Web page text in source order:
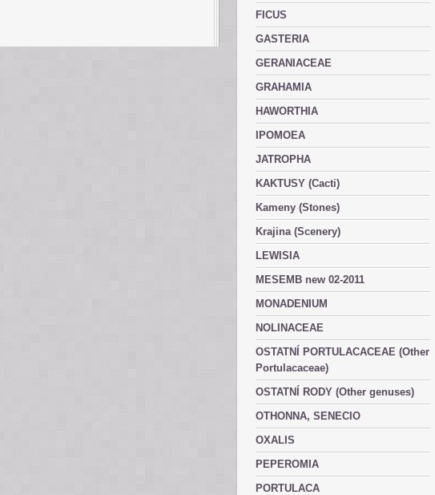
FICUS
GASTERIA
GERANIACEAE
GRAHAMIA
HAWORTHIA
IPOMOEA
JATROPHA
KAKTUSY (Cacti)
Kameny (Stones)
Krajina (Scenery)
LEWISIA
MESEMB new 02-2011
MONADENIUM
NOLINACEAE
OSTATNÍ PORTULACACEAE (Other
Portulacaceae)
OSTATNÍ RODY (Other genuses)
OTHONNA, SENECIO
OXALIS
PEPEROMIA
PORTULACA